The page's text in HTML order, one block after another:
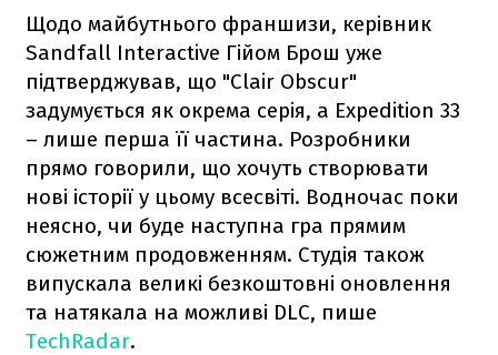
Щодо майбутнього франшизи, керівник
Sandfall Interactive Гійом Брош уже
підтверджував, що "Clair Obscur"
задумується як окрема серія, а Expedition 33
– лише перша її частина. Розробники
прямо говорили, що хочуть створювати
нові історії у цьому всесвіті. Водночас поки
неясно, чи буде наступна гра прямим
сюжетним продовженням. Студія також
випускала великі безкоштовні оновлення
та натякала на можливі DLC, пише
TechRadar.